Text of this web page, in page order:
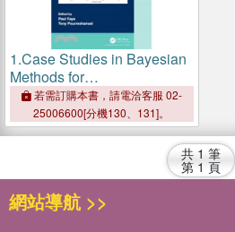
1.Case Studies in Bayesian
Methods for
Biopharmaceutical CMC
若需訂購本書，請電洽客服 02-
25006600[分機130、131]。
共 1 筆
第 1 頁
網站導航 >>